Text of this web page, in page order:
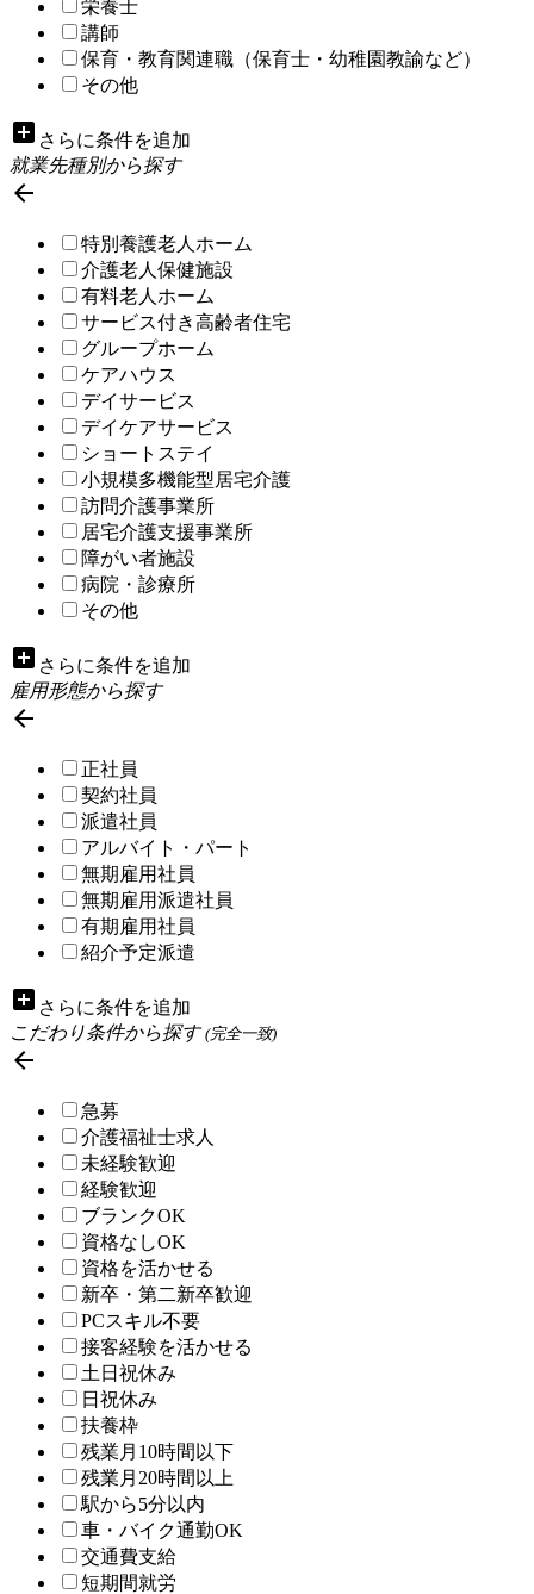
栄養士
講師
保育・教育関連職（保育士・幼稚園教諭など）
その他
add_box さらに条件を追加
就業先種別から探す

特別養護老人ホーム
介護老人保健施設
有料老人ホーム
サービス付き高齢者住宅
グループホーム
ケアハウス
デイサービス
デイケアサービス
ショートステイ
小規模多機能型居宅介護
訪問介護事業所
居宅介護支援事業所
障がい者施設
病院・診療所
その他
add_box さらに条件を追加
雇用形態から探す

正社員
契約社員
派遣社員
アルバイト・パート
無期雇用社員
無期雇用派遣社員
有期雇用社員
紹介予定派遣
add_box さらに条件を追加
こだわり条件から探す(完全一致)

急募
介護福祉士求人
未経験歓迎
経験歓迎
ブランクOK
資格なしOK
資格を活かせる
新卒・第二新卒歓迎
PCスキル不要
接客経験を活かせる
土日祝休み
日祝休み
扶養枠
残業月10時間以下
残業月20時間以上
駅から5分以内
車・バイク通勤OK
交通費支給
短期間就労